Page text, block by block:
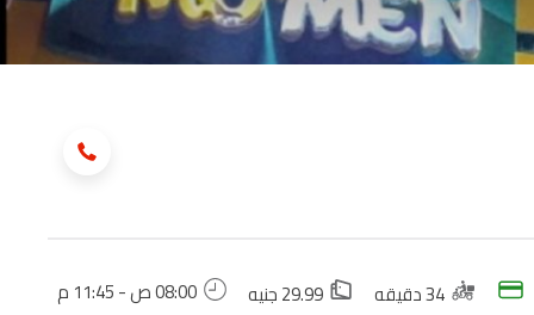
34 دقيقه 29.99 جنيه 08:00 ص - 11:45 م